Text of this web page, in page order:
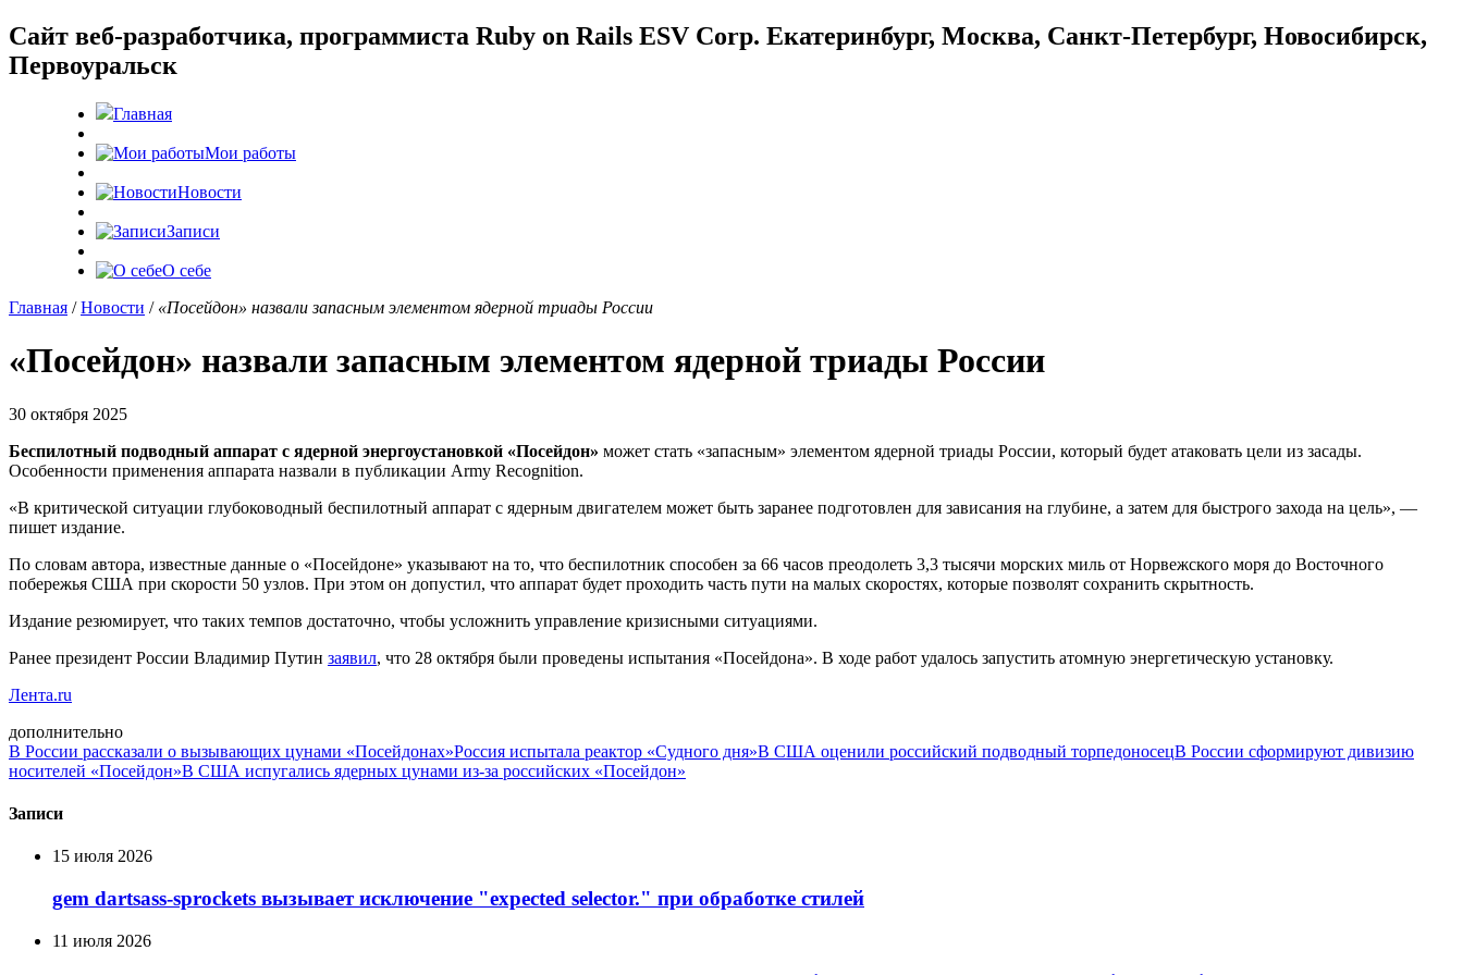
Cайт веб-разработчика, программиста Ruby on Rails ESV Corp. Екатеринбург, Москва, Санкт-Петербург, Новосибирск,
Первоуральск
Главная
Мои работы
Новости
Записи
О себе
Главная /Новости / «Посейдон» назвали запасным элементом ядерной триады России
«Посейдон» назвали запасным элементом ядерной триады России
30 октября 2025
Беспилотный подводный аппарат с ядерной энергоустановкой «Посейдон» может стать «запасным» элементом ядерной триады России, который будет атаковать цели из засады.
Особенности применения аппарата назвали в публикации Army Recognition.
«В критической ситуации глубоководный беспилотный аппарат с ядерным двигателем может быть заранее подготовлен для зависания на глубине, а затем для быстрого захода на цель», —
пишет издание.
По словам автора, известные данные о «Посейдоне» указывают на то, что беспилотник способен за 66 часов преодолеть 3,3 тысячи морских миль от Норвежского моря до Восточного
побережья США при скорости 50 узлов. При этом он допустил, что аппарат будет проходить часть пути на малых скоростях, которые позволят сохранить скрытность.
Издание резюмирует, что таких темпов достаточно, чтобы усложнить управление кризисными ситуациями.
Ранее президент России Владимир Путин заявил, что 28 октября были проведены испытания «Посейдона». В ходе работ удалось запустить атомную энергетическую установку.
Лента.ru
дополнительно
В России рассказали о вызывающих цунами «Посейдонах»Россия испытала реактор «Судного дня»В США оценили российский подводный торпедоносецВ России сформируют дивизию
носителей «Посейдон»В США испугались ядерных цунами из-за российских «Посейдон»
Записи
15 июля 2026
gem dartsass-sprockets вызывает исключение "expected selector." при обработке стилей
11 июля 2026